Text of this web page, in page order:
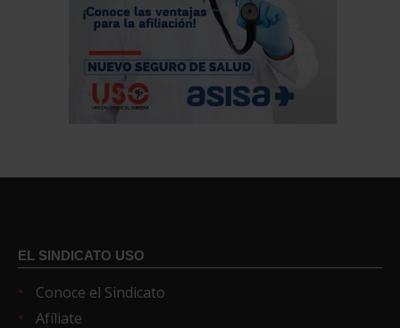
EL SINDICATO USO
Conoce el Sindicato
Afíliate